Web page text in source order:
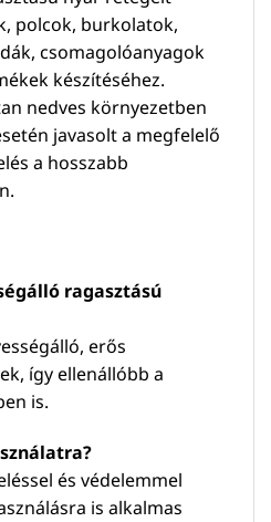
polcok, burkolatok,
csomagolóanyagok
készítéséhez.
nedves környezetben
javasolt a megfelelő
a hosszabb
ragasztású
erős
így ellenállóbb a
is.
és védelemmel
is alkalmas